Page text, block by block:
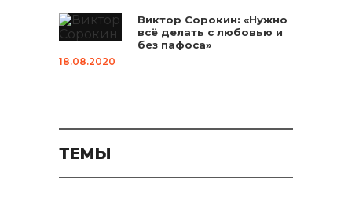
Виктор Сорокин: «Нужно
всё делать с любовью и
без пафоса»
18.08.2020
ТЕМЫ